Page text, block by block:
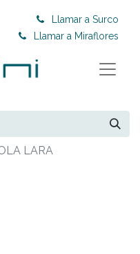
Llamar a Surco
Llamar a Miraflores
LARA